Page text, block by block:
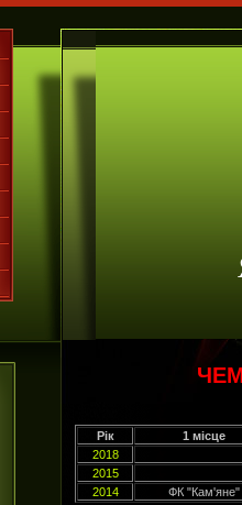
Рік
1 місце
2018
2015
2014
ФК "Кам'яне"